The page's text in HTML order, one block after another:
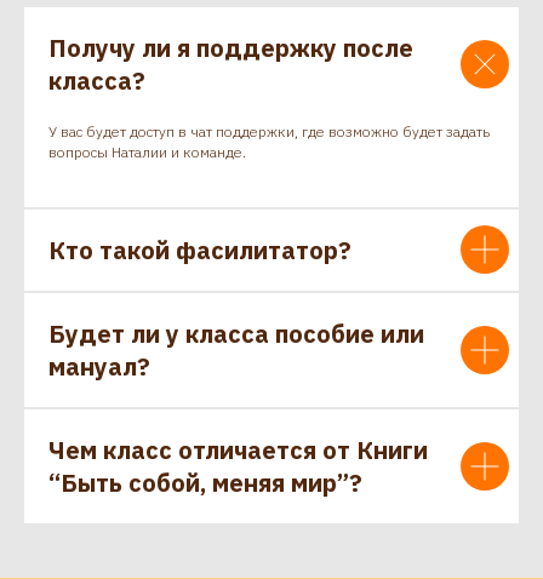
Получу ли я поддержку после
класса?
У вас будет доступ в чат поддержки, где возможно будет задать
вопросы Наталии и команде.
Кто такой фасилитатор?
Будет ли у класса пособие или
мануал?
Чем класс отличается от Книги
“Быть собой, меняя мир”?